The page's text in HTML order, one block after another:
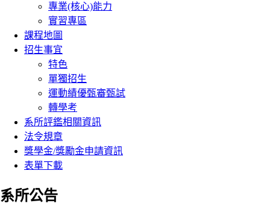
專業(核心)能力
實習專區
課程地圖
招生事宜
特色
單獨招生
運動績優甄審甄試
轉學考
系所評鑑相關資訊
法令規章
獎學金/獎勵金申請資訊
表單下載
系所公告